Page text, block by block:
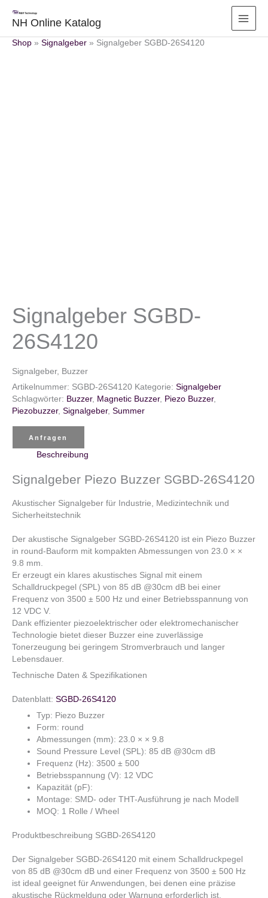
Inhalt
springen
NH Online Katalog
Shop » Signalgeber » Signalgeber SGBD-26S4120
Signalgeber SGBD-
26S4120
Signalgeber, Buzzer
Artikelnummer: SGBD-26S4120 Kategorie: Signalgeber
Schlagwörter: Buzzer, Magnetic Buzzer, Piezo Buzzer,
Piezobuzzer, Signalgeber, Summer
Anfragen
Beschreibung
Signalgeber Piezo Buzzer SGBD-26S4120
Akustischer Signalgeber für Industrie, Medizintechnik und
Sicherheitstechnik
Der akustische Signalgeber SGBD-26S4120 ist ein Piezo Buzzer
in round-Bauform mit kompakten Abmessungen von 23.0 × ×
9.8 mm.
Er erzeugt ein klares akustisches Signal mit einem
Schalldruckpegel (SPL) von 85 dB @30cm dB bei einer
Frequenz von 3500 ± 500 Hz und einer Betriebsspannung von
12 VDC V.
Dank effizienter piezoelektrischer oder elektromechanischer
Technologie bietet dieser Buzzer eine zuverlässige
Tonerzeugung bei geringem Stromverbrauch und langer
Lebensdauer.
Technische Daten & Spezifikationen
Datenblatt: SGBD-26S4120
Typ: Piezo Buzzer
Form: round
Abmessungen (mm): 23.0 × × 9.8
Sound Pressure Level (SPL): 85 dB @30cm dB
Frequenz (Hz): 3500 ± 500
Betriebsspannung (V): 12 VDC
Kapazität (pF):
Montage: SMD- oder THT-Ausführung je nach Modell
MOQ: 1 Rolle / Wheel
Produktbeschreibung SGBD-26S4120
Der Signalgeber SGBD-26S4120 mit einem Schalldruckpegel
von 85 dB @30cm dB und einer Frequenz von 3500 ± 500 Hz
ist ideal geeignet für Anwendungen, bei denen eine präzise
akustische Rückmeldung oder Warnung erforderlich ist.